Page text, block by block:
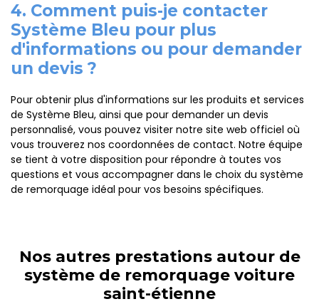
4. Comment puis-je contacter
Système Bleu pour plus
d'informations ou pour demander
un devis ?
Pour obtenir plus d'informations sur les produits et services
de Système Bleu, ainsi que pour demander un devis
personnalisé, vous pouvez visiter notre site web officiel où
vous trouverez nos coordonnées de contact. Notre équipe
se tient à votre disposition pour répondre à toutes vos
questions et vous accompagner dans le choix du système
de remorquage idéal pour vos besoins spécifiques.
Nos autres prestations autour de
système de remorquage voiture
saint-étienne